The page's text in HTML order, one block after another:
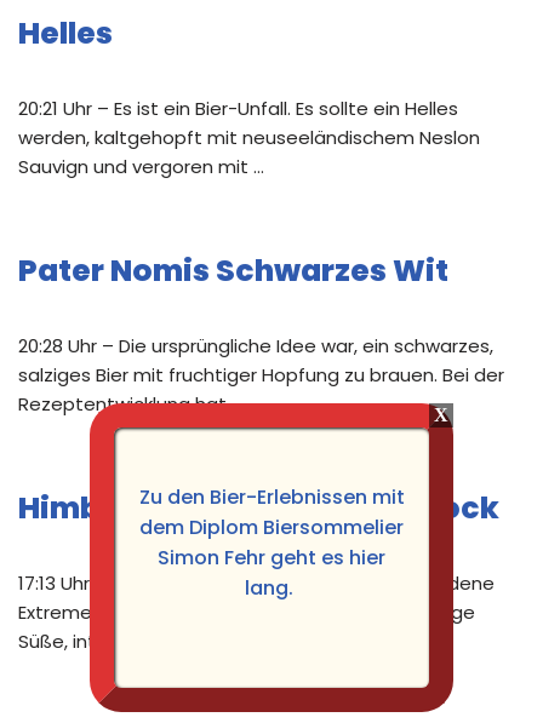
Helles
20:21 Uhr – Es ist ein Bier-Unfall. Es sollte ein Helles
werden, kaltgehopft mit neuseeländischem Neslon
Sauvign und vergoren mit …
Pater Nomis Schwarzes Wit
20:28 Uhr – Die ursprüngliche Idee war, ein schwarzes,
salziges Bier mit fruchtiger Hopfung zu brauen. Bei der
Rezeptentwicklung hat …
Himbeer Habanero Rauchbock
17:13 Uhr – Bei diesem Bier war die Idee, verschiedene
Extreme in einer Flasche zu vereinen. Also fruchtige
Süße, intensive …
Zu den Bier-Erlebnissen mit
dem Diplom Biersommelier
Simon Fehr geht es hier
lang.